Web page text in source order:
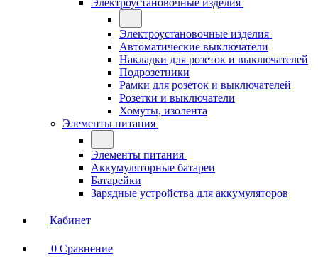
Электроустановочные изделия
Электроустановочные изделия
Автоматические выключатели
Накладки для розеток и выключателей
Подрозетники
Рамки для розеток и выключателей
Розетки и выключатели
Хомуты, изолента
Элементы питания
Элементы питания
Аккумуляторные батареи
Батарейки
Зарядные устройства для аккумуляторов
Кабинет
0 Сравнение